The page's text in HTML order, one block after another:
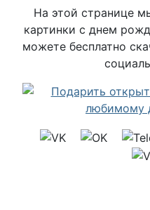
На этой странице
картинки с днем
можете бесплатно